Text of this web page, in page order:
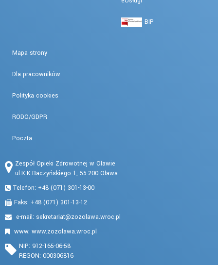
BIP
Mapa strony
Dla pracowników
Polityka cookies
RODO/GDPR
Poczta
Zespół Opieki Zdrowotnej w Oławie
ul.K.K.Baczyńskiego 1, 55-200 Oława
Telefon: +48 (071) 301-13-00
Faks: +48 (071) 301-13-12
e-mail:
www: www.zozolawa.wroc.pl
NIP: 912-165-06-58
REGON: 000306816